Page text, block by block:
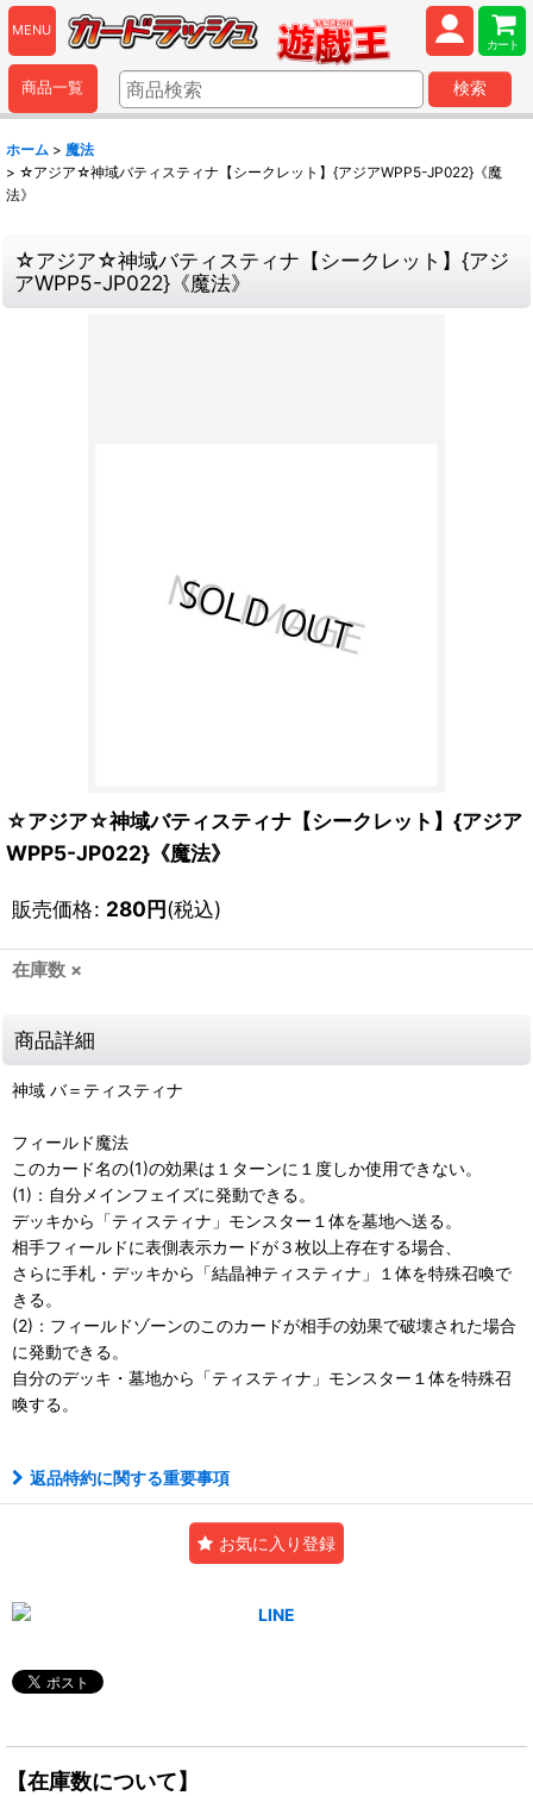
MENU
カート
商品一覧 検索
ホーム > 魔法
> ☆アジア☆神域バティスティナ【シークレット】{アジアWPP5-JP022}《魔
法》
☆アジア☆神域バティスティナ【シークレット】{アジ
アWPP5-JP022}《魔法》
☆アジア☆神域バティスティナ【シークレット】{アジア
WPP5-JP022}《魔法》
販売価格: 280円(税込)
在庫数 ×
商品詳細
神域 バ＝ティスティナ
フィールド魔法
このカード名の(1)の効果は１ターンに１度しか使用できない。
(1)：自分メインフェイズに発動できる。
デッキから「ティスティナ」モンスター１体を墓地へ送る。
相手フィールドに表側表示カードが３枚以上存在する場合、
さらに手札・デッキから「結晶神ティスティナ」１体を特殊召喚で
きる。
(2)：フィールドゾーンのこのカードが相手の効果で破壊された場合
に発動できる。
自分のデッキ・墓地から「ティスティナ」モンスター１体を特殊召
喚する。
返品特約に関する重要事項
お気に入り登録
【在庫数について】